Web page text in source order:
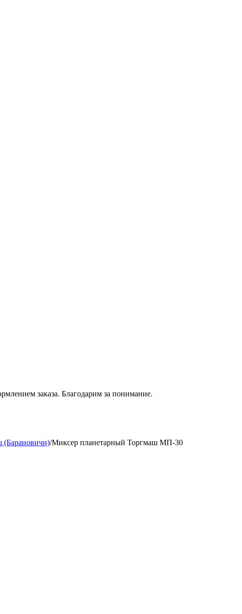
заказа. Благодарим за понимание.
(Барановичи)/Миксер планетарный Торгмаш МП-30